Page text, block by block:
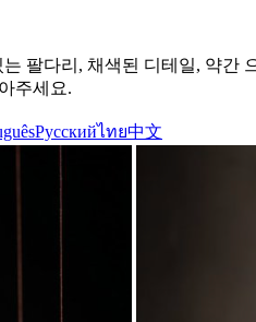
팔다리, 채색된 디테일, 약
주세요.
Русскийไทย中文